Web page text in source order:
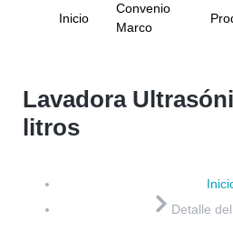
Inicio
Convenio
Marco
Lavadora
litros
Detalle